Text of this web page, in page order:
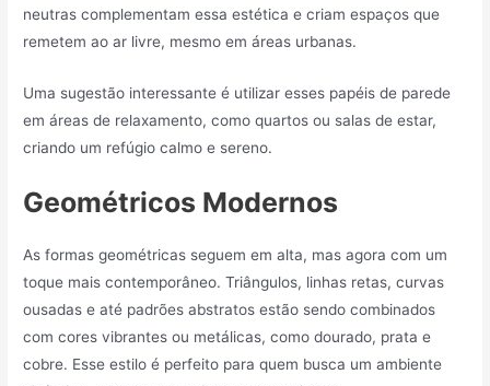
neutras complementam essa estética e criam espaços que
remetem ao ar livre, mesmo em áreas urbanas.
Uma sugestão interessante é utilizar esses papéis de parede
em áreas de relaxamento, como quartos ou salas de estar,
criando um refúgio calmo e sereno.
Geométricos Modernos
As formas geométricas seguem em alta, mas agora com um
toque mais contemporâneo. Triângulos, linhas retas, curvas
ousadas e até padrões abstratos estão sendo combinados
com cores vibrantes ou metálicas, como dourado, prata e
cobre. Esse estilo é perfeito para quem busca um ambiente